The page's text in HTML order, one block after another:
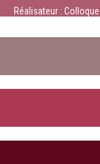
Réalisateur :